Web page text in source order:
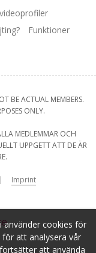
använder cookies för
att analysera vår
att använda
Funktioner
BE ACTUAL MEMBERS.
ONLY.
MEDLEMMAR OCH
UPPGETT ATT DE ÄR
Imprint